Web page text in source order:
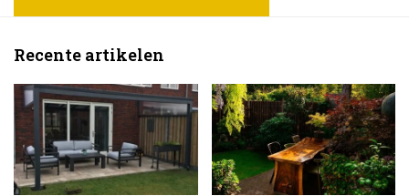
Recente artikelen